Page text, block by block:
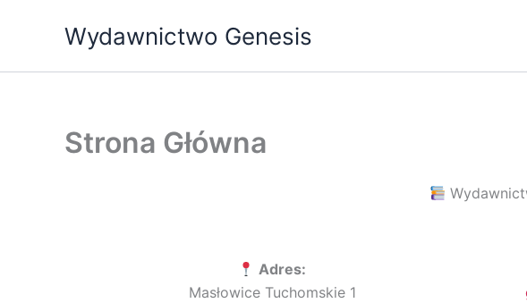
Wydawnictwo Genesis
Strona Główna
Adres:
Masłowice Tuchomskie 1